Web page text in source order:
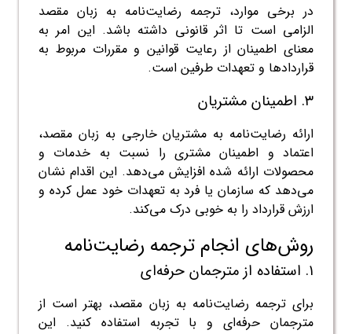
در برخی موارد، ترجمه رضایت‌نامه به زبان مقصد
الزامی است تا اثر قانونی داشته باشد. این امر به
معنای اطمینان از رعایت قوانین و مقررات مربوط به
قراردادها و تعهدات طرفین است.
۳. اطمینان مشتریان
ارائه رضایت‌نامه به مشتریان خارجی به زبان مقصد،
اعتماد و اطمینان مشتری را نسبت به خدمات و
محصولات ارائه شده افزایش می‌دهد. این اقدام نشان
می‌دهد که سازمان یا فرد به تعهدات خود عمل کرده و
ارزش قرارداد را به خوبی درک می‌کند.
روش‌های انجام ترجمه رضایت‌نامه
۱. استفاده از مترجمان حرفه‌ای
برای ترجمه رضایت‌نامه به زبان مقصد، بهتر است از
مترجمان حرفه‌ای و با تجربه استفاده کنید. این